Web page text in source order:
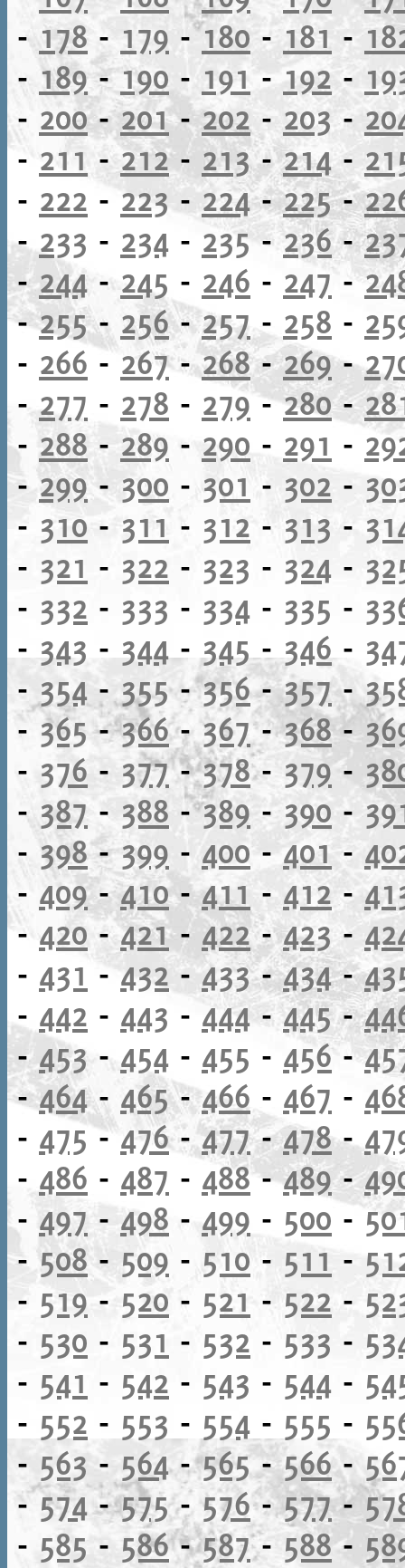
-178 -179 -180 - 181 -
- 189-190 - 191-192 -
- 200-201-202 - 203-
- 211 -212- 213-214-
- 222 -223 -224-225-
- 233 - 234 - 235-236-
-244-245 - 246 - 247-
-255- 256-257- 258 -
- 266 - 267-268-269-
-277 - 278 - 279-280-
- 288 -289 - 290 - 291 -
-299-300 - 301 - 302 -
- 310 - 311 - 312 - 313 -
- 321 - 322 - 323 - 324 -
- 332 - 333 - 334 - 335 -
- 343 -344-345-346-
- 354 - 355-356-357-
- 365-366-367-368-
- 376 - 377-378- 379-
- 387 - 388 -389- 390 -
- 398-399 - 400-401 -
- 409-410-411 - 412 -
- 420 -421-422-423-
- 431 -432 -433-434-
- 442 - 443 - 444-445-
-453- 454 - 455 - 456-
-464- 465-466 - 467 -
- 475-476-477-478-
- 486 - 487 - 488-489-
- 497 -498 - 499 - 500 -
-508- 509 - 510- 511 -
- 519 - 520 - 521 - 522 -
- 530 - 531 - 532 - 533 -
- 541 - 542 - 543 - 544 -
- 552 - 553 - 554 - 555 -
- 563 - 564-565-566-
-574-575-576- 577-
- 585 - 586-587- 588-